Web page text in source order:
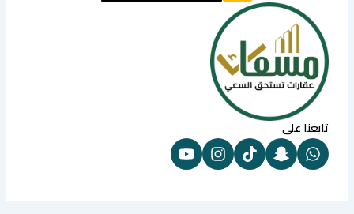
تابعنا على